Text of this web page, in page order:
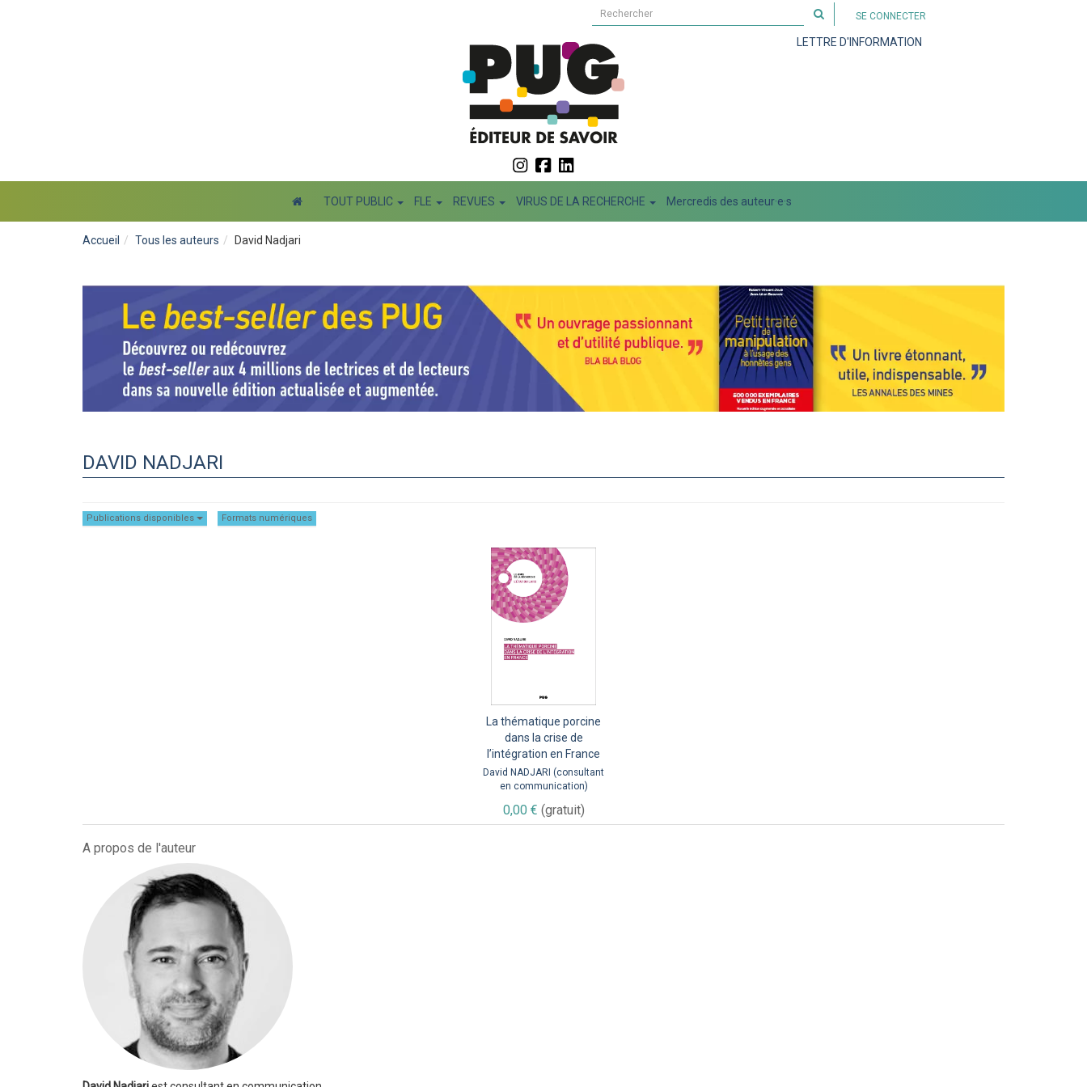
Rechercher
sur
le
SE CONNECTER
LETTRE D'INFORMATION
TOUT PUBLIC FLE REVUES VIRUS DE LA RECHERCHE Mercredis des auteur·e·s
Accueil Tous les auteurs David Nadjari
DAVID NADJARI
Publications disponibles Formats numériques
La thématique porcine
dans la crise de
l’intégration en France
David NADJARI (consultant
en communication)
0,00 € (gratuit)
A propos de l'auteur